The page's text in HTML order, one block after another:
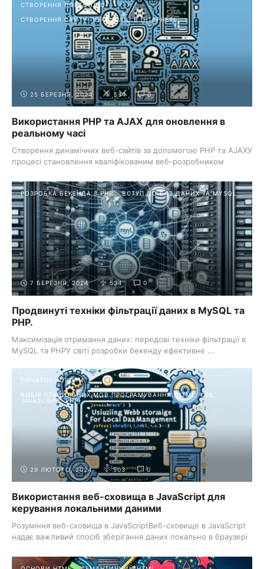
СТВОРЕННЯ ПОРТФОЛІО
СТВОРЕННЯ САЙТУ-ПОРТФОЛІО В ІНТЕРНЕТІ
25 БЕРЕЗНЯ, 2024 534 0
Використання PHP та AJAX для оновлення в
реальному часі
Створення динамічних веб-сайтів за допомогою PHP та AJAXУ
процесі становлення кваліфікованим веб-розробником
РОЗРОБКА БЕКЕНДА З PHP ВСТУП ДО БАЗ ДАНИХ ТА MYSQL
7 БЕРЕЗНЯ, 2024 534 0
Продвинуті техніки фільтрації даних в MySQL та
PHP.
Максимізація отримання даних: передові техніки фільтрації в
MySQL та PHPУ світі розробки бекенду ефективне ...
ПОЧАТОК РОБОТИ
ВИБІР ПРАВИЛЬНИХ МОВ ПРОГРАМУВАННЯ (HTML, CSS,
JAVASCRIPT, PHP)
29 ЛЮТОГО, 2024 503 0
Використання веб-сховища в JavaScript для
керування локальними даними
Розуміння веб-сховища в JavaScriptВеб-сховище в JavaScript
надає важливий спосіб зберігання даних локально в браузері